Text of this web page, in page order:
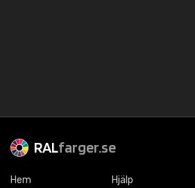
RALfarger.se
Hem Hjälp